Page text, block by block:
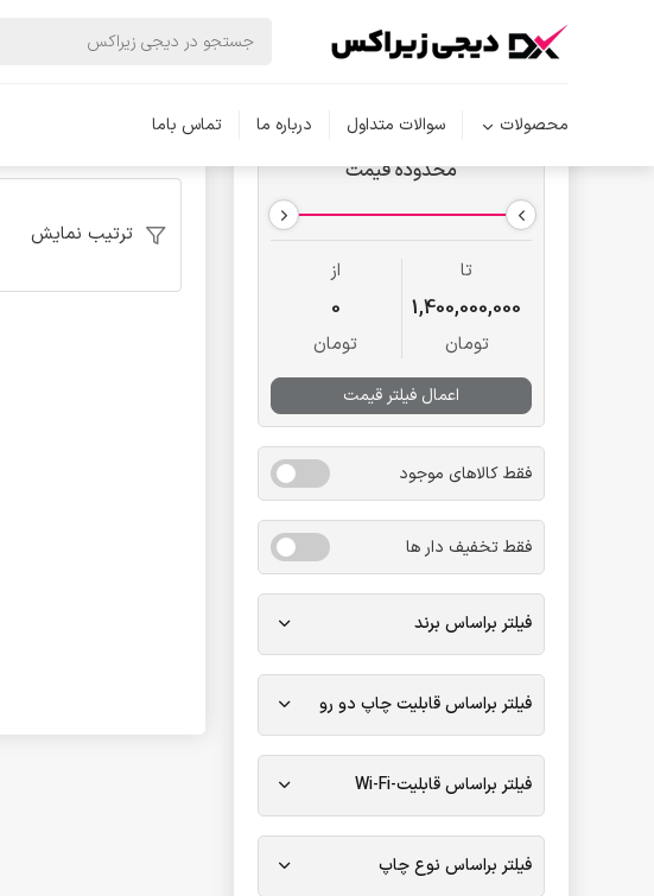
محصولات سوالات متداول درباره ما تماس باما
محدوده قیمت
تا
1,400,000,000
تومان
از
0
تومان
اعمال فیلتر قیمت
فقط کالاهای موجود
فقط تخفیف دار ها
فیلتر براساس برند
فیلتر براساس قابلیت چاپ دو رو
فیلتر براساس قابلیت-Wi-Fi
فیلتر براساس نوع چاپ
دیجی زیراکس
ترتیب نمایش